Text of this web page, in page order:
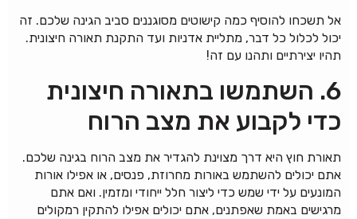
אל תשכחו להוסיף כמה קישוטים מסוגננים סביב הגינה שלכם. זה
יכול לכלול כל דבר, מתליית אדניות ועד התקנת תאורה חיצונית.
תהיו יצירתיים ותהנו עם זה!
6. השתמשו בתאורה חיצונית
כדי לקבוע את מצב הרוח
תאורת חוץ היא דרך מצוינת להגדיר את מצב הרוח בגינה שלכם.
אתם יכולים להשתמש באורות מחרוזת, פנסים, או אפילו אורות
המונעים על ידי שמש כדי ליצור חלל ייחודי ומזמין. ואם אתם
מרגישים באמת שאפתנים, אתם יכולים אפילו להתקין רמקולים